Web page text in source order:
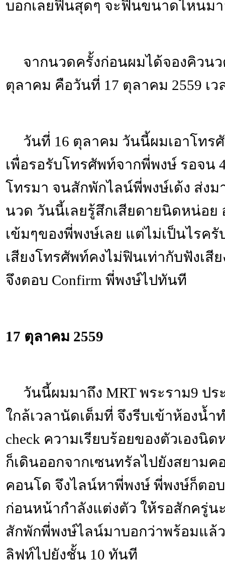
บอกเลยฟินสุดๆ จะฟินขนาดไหนม
จากนวดครั้งก่อนผมได้จองคิวนว
ตุลาคม คือวันที่ 17 ตุลาคม 2559 เว
วันที่ 16 ตุลาคม วันนี้ผมเอาโทร
เพื่อรอรับโทรศัพท์จากพี่พงษ์ รอจน
โทรมา จนสักพักไลน์พี่พงษ์เด้ง ส่งม
นวด วันนี้เลยรู้สึกเสียดายนิดหน่อย
เข้มๆของพี่พงษ์เลย แต่ไม่เป็นไรครั
เสียงโทรศัพท์คงไม่ฟินเท่ากับฟังเสี
จึงตอบ Confirm พี่พงษ์ไปทันที
17 ตุลาคม 2559
วันนี้ผมมาถึง MRT พระราม9 ปร
ใกล้เวลานัดเต็มที่ จึงรีบเข้าห้องน้ำ
check ความเรียบร้อยของตัวเองนิด
ก็เดินออกจากเซนทรัลไปยังสยาม
คอนโด จึงไลน์หาพี่พงษ์ พี่พงษ์ก็ตอ
ก่อนหน้ากำลังแต่งตัว ให้รอสักครู่น
สักพักพี่พงษ์ไลน์มาบอกว่าพร้อมแล้
ลิฟท์ไปยังชั้น 10 ทันที